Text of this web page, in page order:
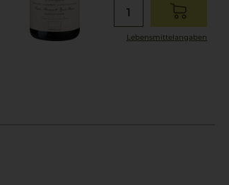
Lebensmittel­angaben